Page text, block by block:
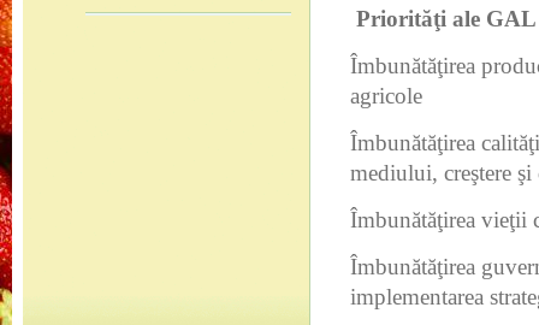
Priorităţi ale
Îmbunătăţirea
agricole
Îmbunătăţirea
mediului, creştere
Îmbunătăţirea vieţii
Îmbunătăţirea
implementarea